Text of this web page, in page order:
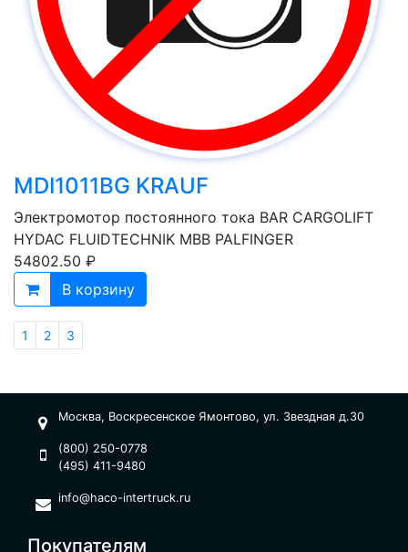
MDI1011BG KRAUF
Электромотор постоянного тока BAR CARGOLIFT
HYDAC FLUIDTECHNIK MBB PALFINGER
54802.50 ₽
В корзину
1 2 3
Москва, Воскресенское Ямонтово, ул. Звездная д.30
(800) 250-0778
(495) 411-9480
info@haco-intertruck.ru
Покупателям